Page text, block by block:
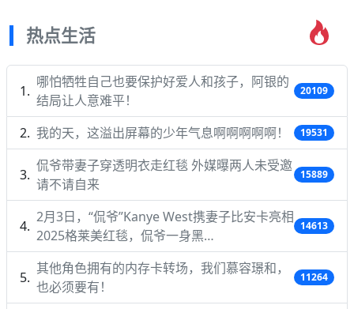
热点生活
哪怕牺牲自己也要保护好爱人和孩子，阿银的
结局让人意难平！
20109
我的天，这溢出屏幕的少年气息啊啊啊啊啊！ 19531
侃爷带妻子穿透明衣走红毯 外媒曝两人未受邀
请不请自来
15889
2月3日，“侃爷”Kanye West携妻子比安卡亮相
2025格莱美红毯，侃爷一身黑…
14613
其他角色拥有的内存卡转场，我们慕容璟和，
也必须要有！
11264